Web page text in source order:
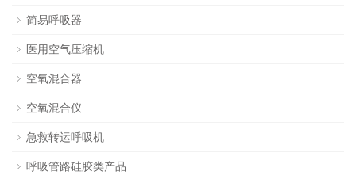
简易呼吸器
医用空气压缩机
空氧混合器
空氧混合仪
急救转运呼吸机
呼吸管路硅胶类产品